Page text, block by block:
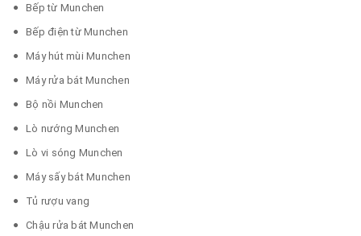
Bếp từ Munchen
Bếp điện từ Munchen
Máy hút mùi Munchen
Máy rửa bát Munchen
Bộ nồi Munchen
Lò nướng Munchen
Lò vi sóng Munchen
Máy sấy bát Munchen
Tủ rượu vang
Chậu rửa bát Munchen